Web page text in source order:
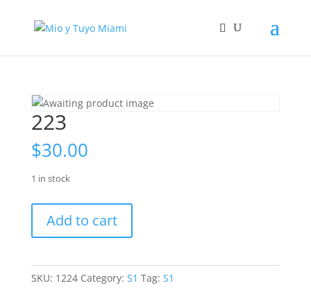
223
$30.00
1 in stock
quantity
Add to cart
SKU: 1224 Category: S1 Tag: S1